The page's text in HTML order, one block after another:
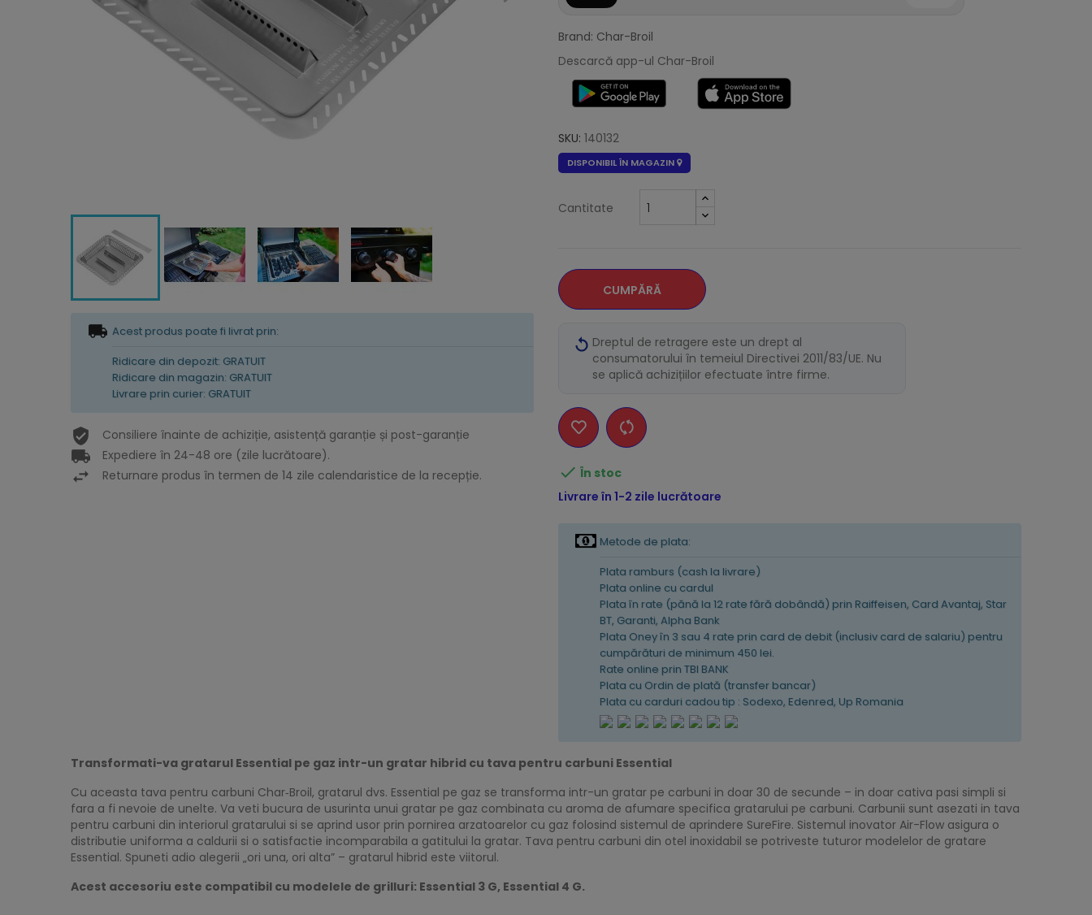
Acest produs poate fi livrat prin:
Ridicare din depozit: GRATUIT
Ridicare din magazin: GRATUIT
Livrare prin curier: GRATUIT
Consiliere înainte de achiziție, asistență garanție și post-garanție
Expediere în 24-48 ore (zile lucrătoare).
Returnare produs în termen de 14 zile calendaristice de la recepție.
Brand: Char-Broil
Descarcă app-ul Char-Broil
SKU: 140132
DISPONIBIL ÎN MAGAZIN
Cantitate
CUMPĂRĂ
Dreptul de retragere este un drept al
consumatorului în temeiul Directivei 2011/83/UE. Nu
se aplică achizițiilor efectuate între firme.
 În stoc
Livrare în 1-2 zile lucrătoare
Metode de plata:
Plata ramburs (cash la livrare)
Plata online cu cardul
Plata în rate (pănă la 12 rate fără dobândă) prin Raiffeisen, Card Avantaj, Star
BT, Garanti, Alpha Bank
Plata Oney în 3 sau 4 rate prin card de debit (inclusiv card de salariu) pentru
cumpărături de minimum 450 lei.
Rate online prin TBI BANK
Plata cu Ordin de plată (transfer bancar)
Plata cu carduri cadou tip : Sodexo, Edenred, Up Romania
Transformati-va gratarul Essential pe gaz intr-un gratar hibrid cu tava pentru carbuni Essential
Cu aceasta tava pentru carbuni Char‑Broil, gratarul dvs. Essential pe gaz se transforma intr-un gratar pe carbuni in doar 30 de secunde – in doar cativa pasi simpli si
fara a fi nevoie de unelte. Va veti bucura de usurinta unui gratar pe gaz combinata cu aroma de afumare specifica gratarului pe carbuni. Carbunii sunt asezati in tava
pentru carbuni din interiorul gratarului si se aprind usor prin pornirea arzatoarelor cu gaz folosind sistemul de aprindere SureFire. Sistemul inovator Air-Flow asigura o
distributie uniforma a caldurii si o satisfactie incomparabila a gatitului la gratar. Tava pentru carbuni din otel inoxidabil se potriveste tuturor modelelor de gratare
Essential. Spuneti adio alegerii „ori una, ori alta” – gratarul hibrid este viitorul.
Acest accesoriu este compatibil cu modelele de grilluri: Essential 3 G, Essential 4 G.